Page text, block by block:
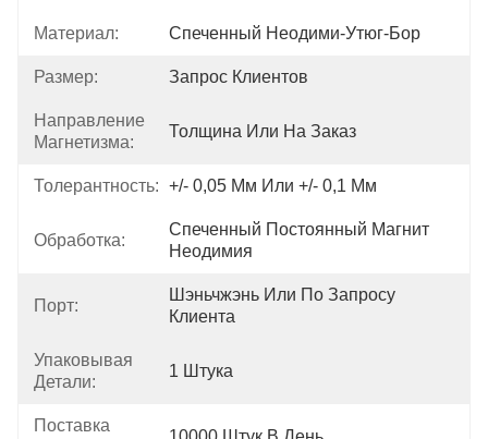
Материал: Спеченный Неодими-Утюг-Бор
Размер: Запрос Клиентов
Направление
Магнетизма:
Толщина Или На Заказ
Толерантность: +/- 0,05 Мм Или +/- 0,1 Мм
Обработка:
Спеченный Постоянный Магнит
Неодимия
Порт:
Шэньчжэнь Или По Запросу
Клиента
Упаковывая
Детали:
1 Штука
Поставка